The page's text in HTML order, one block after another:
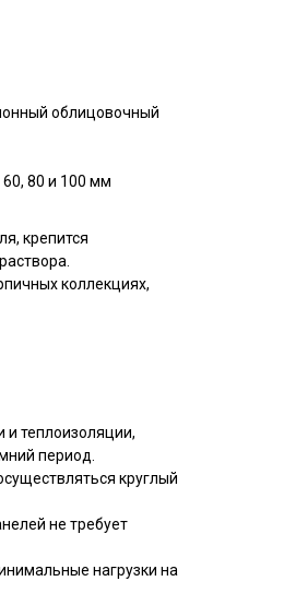
облицовочный
80 и 100 мм
крепится
коллекциях,
теплоизоляции,
период.
круглый
не требует
нагрузки на